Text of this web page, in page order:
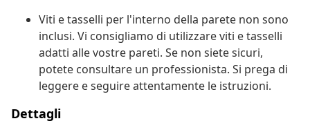
Viti e tasselli per l'interno della parete non sono
inclusi. Vi consigliamo di utilizzare viti e tasselli
adatti alle vostre pareti. Se non siete sicuri,
potete consultare un professionista. Si prega di
leggere e seguire attentamente le istruzioni.
Dettagli